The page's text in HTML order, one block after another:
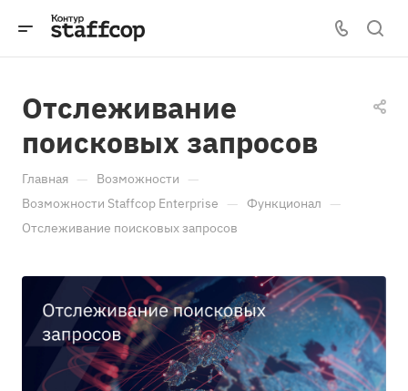
Отслеживание
поисковых запросов
Главная — Возможности —
Возможности Staffcop Enterprise — Функционал —
Отслеживание поисковых запросов